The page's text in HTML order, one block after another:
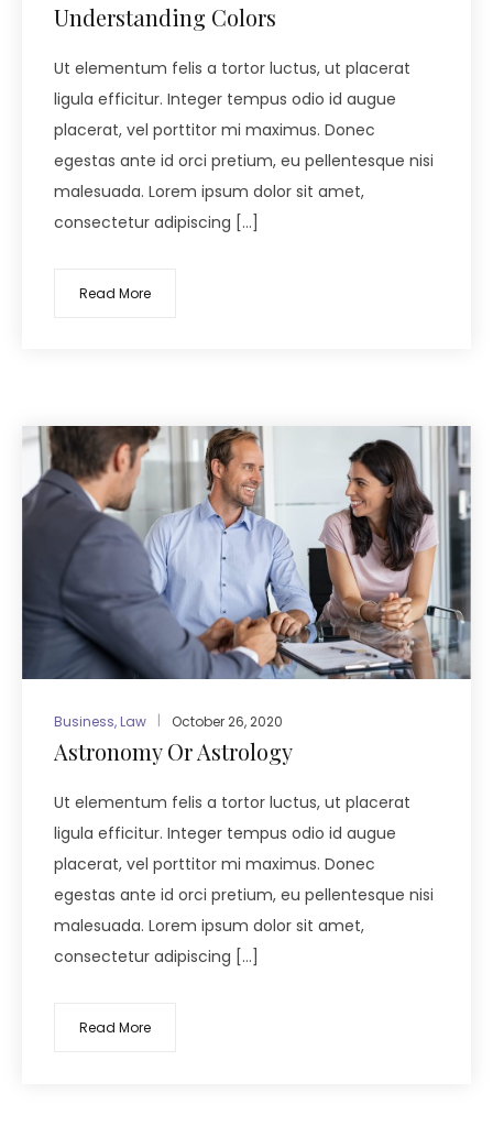
Understanding Colors
Ut elementum felis a tortor luctus, ut placerat
ligula efficitur. Integer tempus odio id augue
placerat, vel porttitor mi maximus. Donec
egestas ante id orci pretium, eu pellentesque nisi
malesuada. Lorem ipsum dolor sit amet,
consectetur adipiscing […]
Read More
Business, Law October 26, 2020
Astronomy Or Astrology
Ut elementum felis a tortor luctus, ut placerat
ligula efficitur. Integer tempus odio id augue
placerat, vel porttitor mi maximus. Donec
egestas ante id orci pretium, eu pellentesque nisi
malesuada. Lorem ipsum dolor sit amet,
consectetur adipiscing […]
Read More